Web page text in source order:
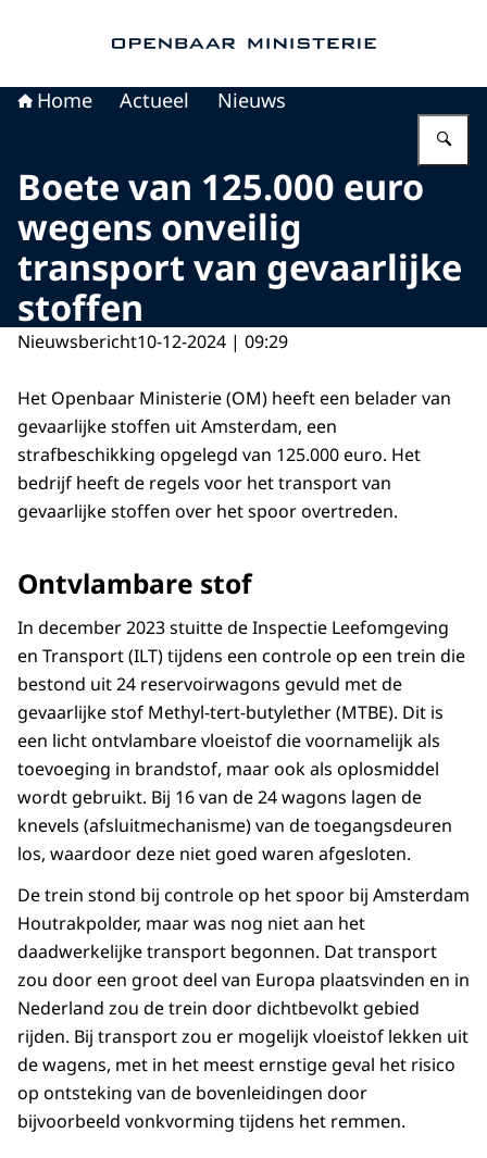
Home Actueel Nieuws
Boete van 125.000 euro
wegens onveilig
transport van gevaarlijke
stoffen
Nieuwsbericht10-12-2024 | 09:29
Het Openbaar Ministerie (OM) heeft een belader van
gevaarlijke stoffen uit Amsterdam, een
strafbeschikking opgelegd van 125.000 euro. Het
bedrijf heeft de regels voor het transport van
gevaarlijke stoffen over het spoor overtreden.
Ontvlambare stof
In december 2023 stuitte de Inspectie Leefomgeving
en Transport (ILT) tijdens een controle op een trein die
bestond uit 24 reservoirwagons gevuld met de
gevaarlijke stof Methyl-tert-butylether (MTBE). Dit is
een licht ontvlambare vloeistof die voornamelijk als
toevoeging in brandstof, maar ook als oplosmiddel
wordt gebruikt. Bij 16 van de 24 wagons lagen de
knevels (afsluitmechanisme) van de toegangsdeuren
los, waardoor deze niet goed waren afgesloten.
De trein stond bij controle op het spoor bij Amsterdam
Houtrakpolder, maar was nog niet aan het
daadwerkelijke transport begonnen. Dat transport
zou door een groot deel van Europa plaatsvinden en in
Nederland zou de trein door dichtbevolkt gebied
rijden. Bij transport zou er mogelijk vloeistof lekken uit
de wagens, met in het meest ernstige geval het risico
op ontsteking van de bovenleidingen door
bijvoorbeeld vonkvorming tijdens het remmen.